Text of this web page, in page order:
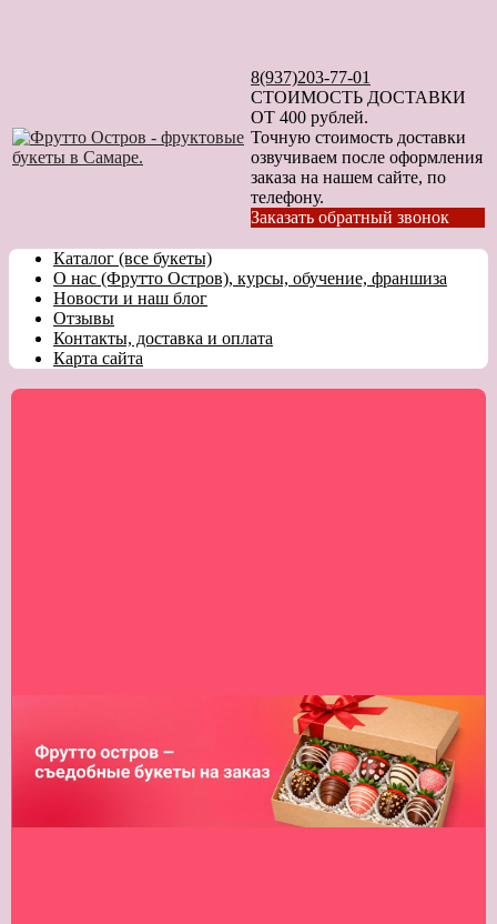
8(937)203-77-01
СТОИМОСТЬ ДОСТАВКИ
ОТ 400 рублей.
Точную стоимость доставки
озвучиваем после оформления
заказа на нашем сайте, по
телефону.
Заказать обратный звонок
Каталог (все букеты)
О нас (Фрутто Остров), курсы, обучение, франшиза
Новости и наш блог
Отзывы
Контакты, доставка и оплата
Карта сайта